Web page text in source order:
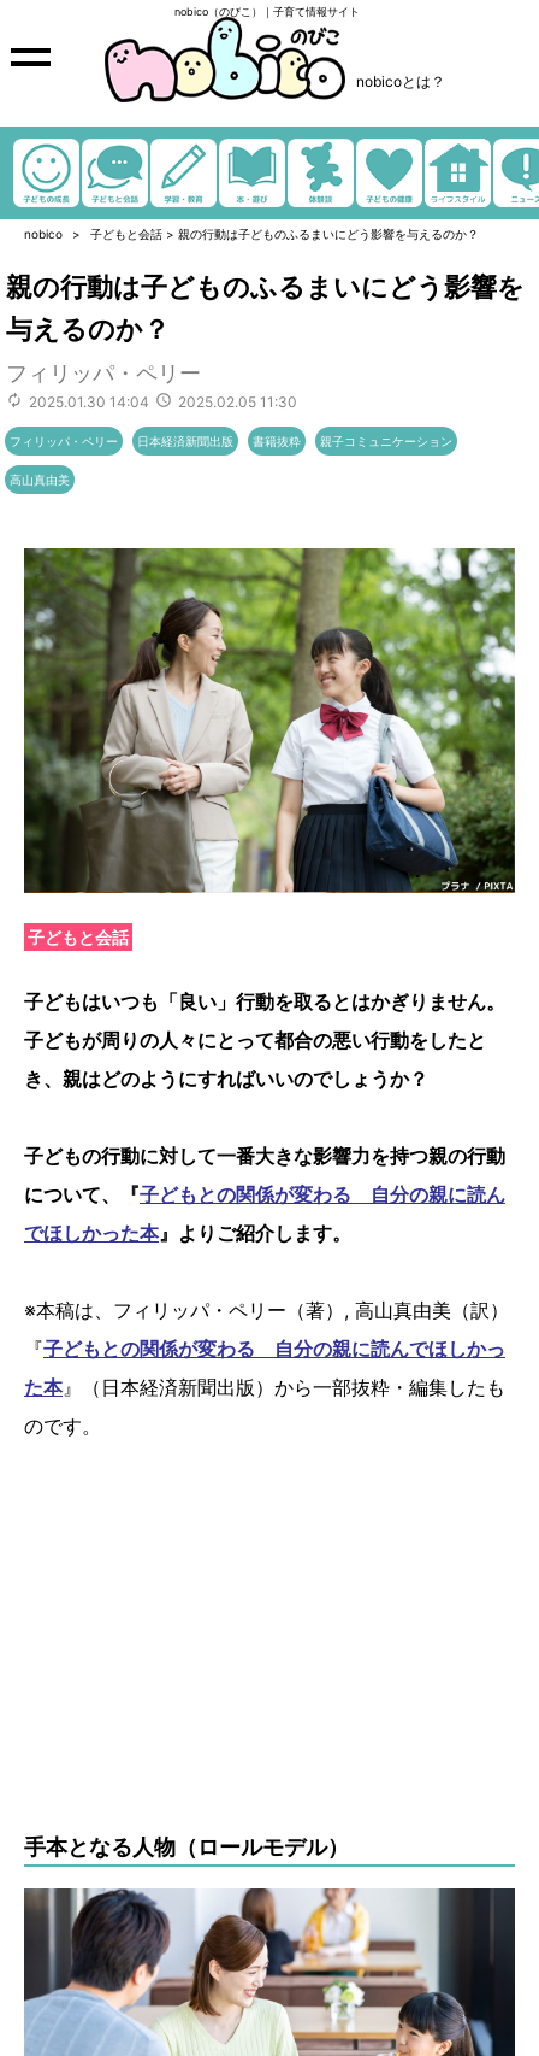
nobico（のびこ）｜子育て情報サイト
nobicoとは？
nobico 子どもと会話 > 親の行動は子どものふるまいにどう影響を与えるのか？
親の行動は子どものふるまいにどう影響を
与えるのか？
フィリッパ・ペリー
2025.01.30 14:04 2025.02.05 11:30
フィリッパ・ペリー 日本経済新聞出版 書籍抜粋 親子コミュニケーション
高山真由美
子どもと会話
子どもはいつも「良い」行動を取るとはかぎりません。
子どもが周りの人々にとって都合の悪い行動をしたと
き、親はどのようにすればいいのでしょうか？
子どもの行動に対して一番大きな影響力を持つ親の行動
について、『子どもとの関係が変わる 自分の親に読ん
でほしかった本』よりご紹介します。
※本稿は、フィリッパ・ペリー（著）, 高山真由美（訳）
『子どもとの関係が変わる 自分の親に読んでほしかっ
た本』（日本経済新聞出版）から一部抜粋・編集したも
のです。
手本となる人物（ロールモデル）